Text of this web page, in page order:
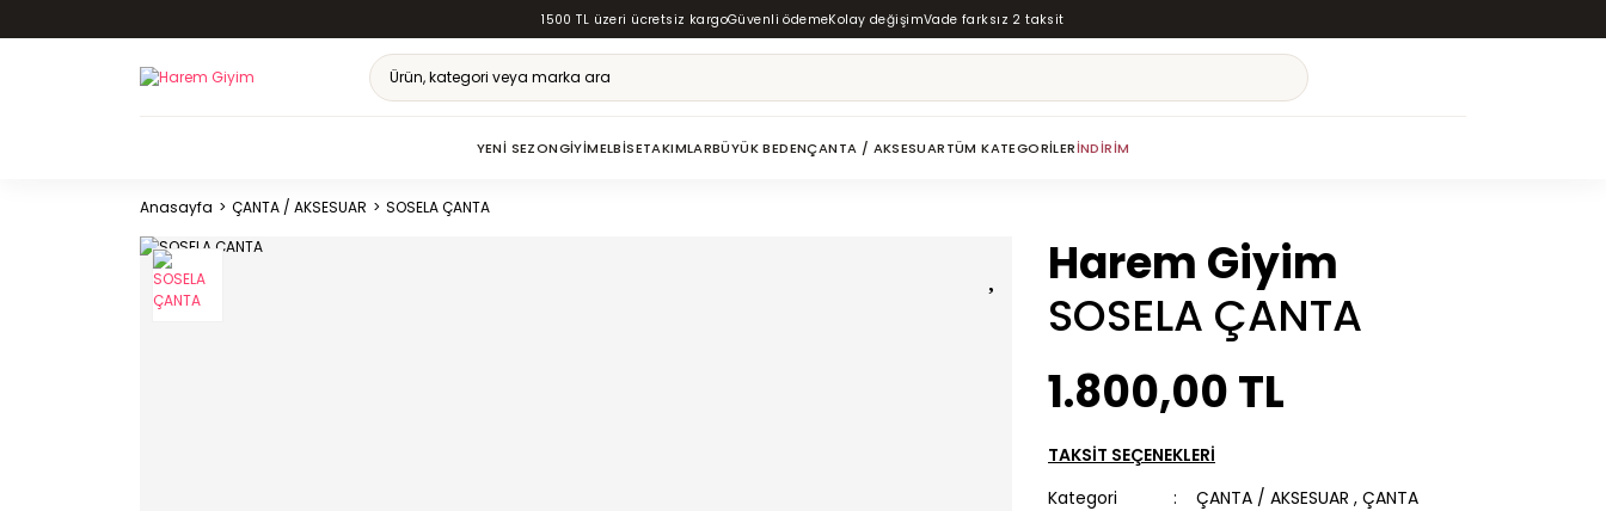
1500 TL üzeri ücretsiz kargoGüvenli ödemeKolay değişimVade farksız 2 taksit
YENI SEZONGIYIMELBISETAKIMLARBÜYÜK BEDENÇANTA / AKSESUARTÜM KATEGORILERİNDIRIM
Anasayfa ÇANTA / AKSESUAR SOSELA ÇANTA
Harem Giyim
SOSELA ÇANTA
1.800,00 TL
TAKSİT SEÇENEKLERİ
Kategori
ÇANTA / AKSESUAR , ÇANTA